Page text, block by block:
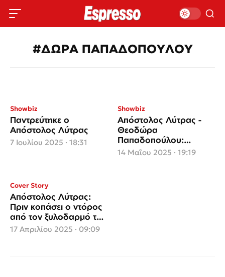
#ΔΩΡΑ ΠΑΠΑΔΟΠΟΥΛΟΥ
Showbiz
Παντρεύτηκε ο
Απόστολος Λύτρας
7 Ιουλίου 2025 · 18:31
Showbiz
Απόστολος Λύτρας -
Θεοδώρα
Παπαδοπούλου:
Παντρεύονται στις 4
14 Μαΐου 2025 · 19:19
Cover Story
Απόστολος Λύτρας:
Πριν κοπάσει ο ντόρος
από τον ξυλοδαρμό της
πρώην συζύγου του,
έδωσε μονόπετρο στη
17 Απριλίου 2025 · 09:09